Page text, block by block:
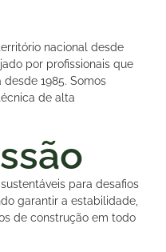
nacional desde
por profissionais que
1985. Somos
de alta
para desafios
garantir a estabilidade,
de construção em todo